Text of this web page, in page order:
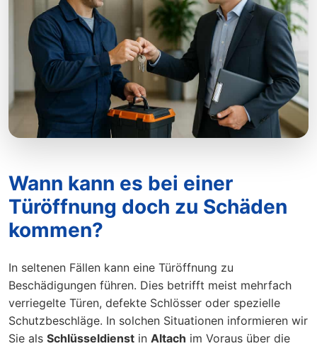
Wann kann es bei einer
Türöffnung doch zu Schäden
kommen?
In seltenen Fällen kann eine Türöffnung zu
Beschädigungen führen. Dies betrifft meist mehrfach
verriegelte Türen, defekte Schlösser oder spezielle
Schutzbeschläge. In solchen Situationen informieren wir
Sie als Schlüsseldienst in Altach im Voraus über die